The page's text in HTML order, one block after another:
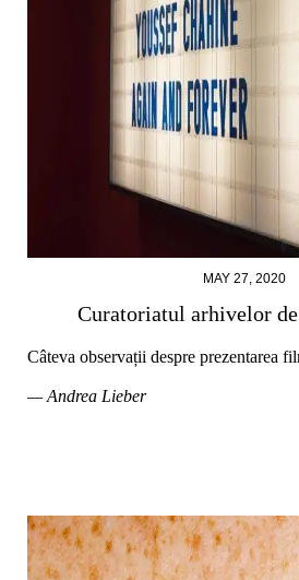
MAY 27, 2020
Curatoriatul arhivelor
Câteva observații despre prezentarea
— Andrea Lieber